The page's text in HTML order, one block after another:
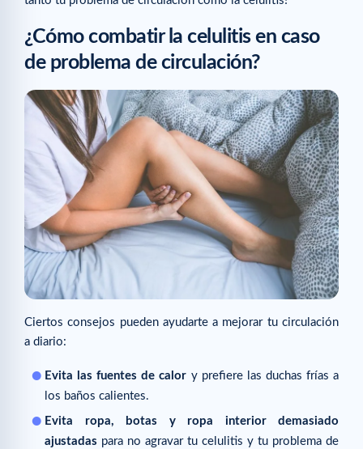
¿Cómo combatir la celulitis en caso
de problema de circulación?
Ciertos consejos pueden ayudarte a mejorar tu circulación
a diario:
Evita las fuentes de calor y prefiere las duchas frías a
los baños calientes.
Evita ropa, botas y ropa interior demasiado
ajustadas para no agravar tu celulitis y tu problema de